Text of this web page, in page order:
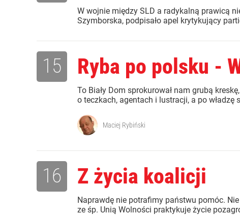
W wojnie między SLD a radykalną prawicą
Szymborska, podpisało apel krytykujący
Ryba po polsku -
To Biały Dom sprokurował nam grubą
o teczkach, agentach i lustracji, a po władzę
15
Maciej Rybiński
Z życia koalicji
Naprawdę nie potrafimy państwu pomóc.
ze śp. Unią Wolności praktykuje życie
16